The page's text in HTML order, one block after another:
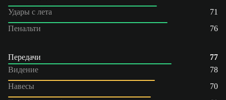
Удары с лета
71
Пенальти
76
Передачи
77
Видение
78
Навесы
70